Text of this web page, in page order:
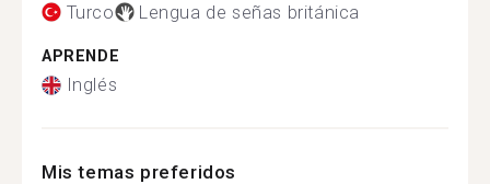
Turco Lengua de señas británica
APRENDE
Inglés
Mis temas preferidos